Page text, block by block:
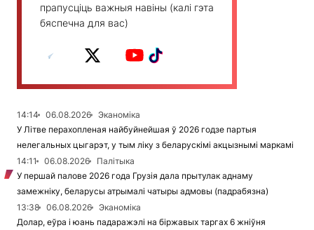
прапусціць важныя навіны (калі гэта
бяспечна для вас)
14:14 06.08.2026
Эканоміка
У Літве перахопленая найбуйнейшая ў 2026 годзе партыя
нелегальных цыгарэт, у тым ліку з беларускімі акцызнымі маркамі
14:11
06.08.2026
Палітыка
У першай палове 2026 года Грузія дала прытулак аднаму
замежніку, беларусы атрымалі чатыры адмовы (падрабязна)
13:38
06.08.2026
Эканоміка
Долар, еўра і юань падаражэлі на біржавых таргах 6 жніўня